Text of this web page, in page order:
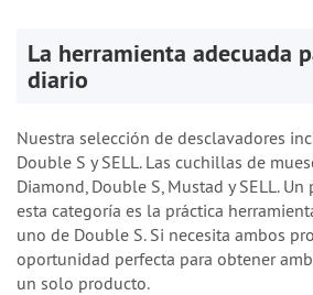
La herramienta adecuada
diario
Nuestra selección de desclavadores
Double S y SELL. Las cuchillas de
Diamond, Double S, Mustad y SELL.
esta categoría es la práctica
uno de Double S. Si necesita ambos
oportunidad perfecta para obtener
un solo producto.